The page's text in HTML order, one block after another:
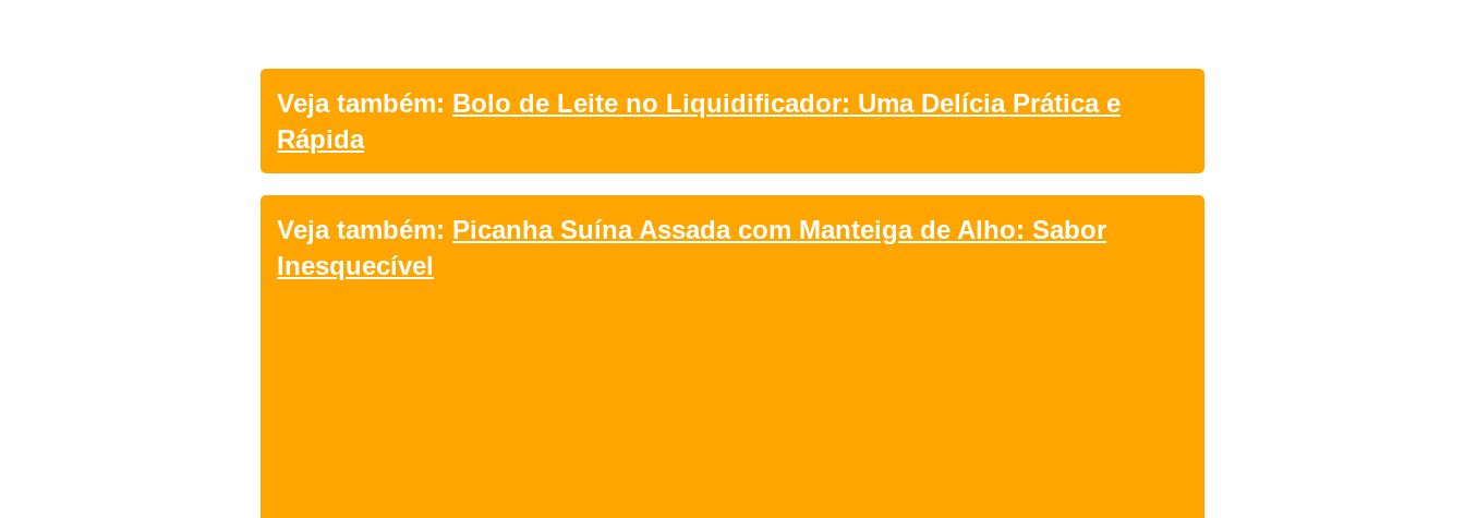
Veja também: Bolo de Leite no Liquidificador: Uma Delícia Prática e
Rápida
Veja também: Picanha Suína Assada com Manteiga de Alho: Sabor
Inesquecível